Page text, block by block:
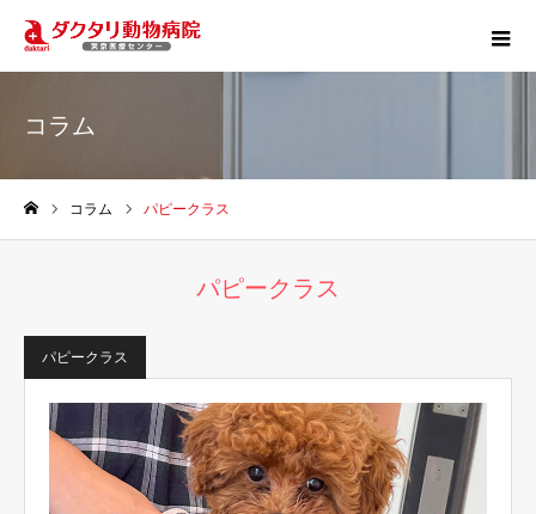
コラム
コラム パピークラス
パピークラス
パピークラス